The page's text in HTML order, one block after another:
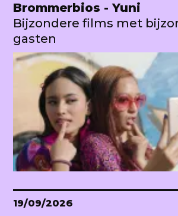
Brommerbios - Yuni
Bijzondere films met
gasten
19/09/2026